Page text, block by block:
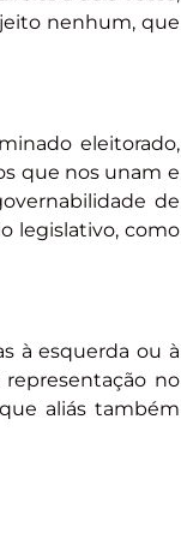
nenhum, que
eleitorado,
que nos unam e
de
legislativo, como
à esquerda ou à
no
aliás também